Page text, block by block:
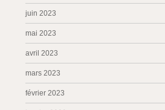
juin 2023
mai 2023
avril 2023
mars 2023
février 2023